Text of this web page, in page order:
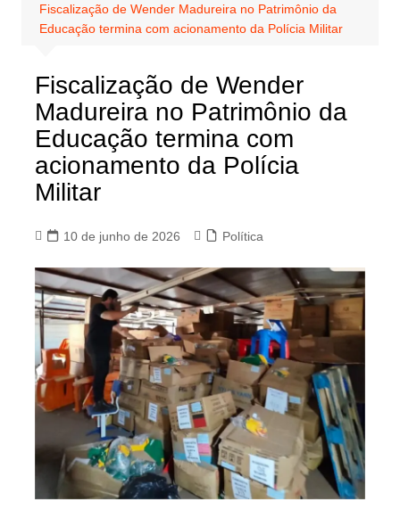
Fiscalização de Wender Madureira no Patrimônio da
Educação termina com acionamento da Polícia Militar
Fiscalização de Wender
Madureira no Patrimônio da
Educação termina com
acionamento da Polícia
Militar
10 de junho de 2026 Política